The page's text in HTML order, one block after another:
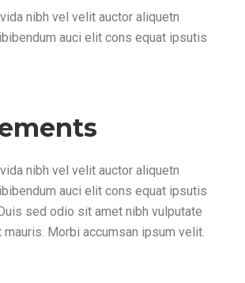
nibh vel velit auctor aliquetn
auci elit cons equat ipsutis
nibh vel velit auctor aliquetn
auci elit cons equat ipsutis
sed odio sit amet nibh vulputate
Morbi accumsan ipsum velit.